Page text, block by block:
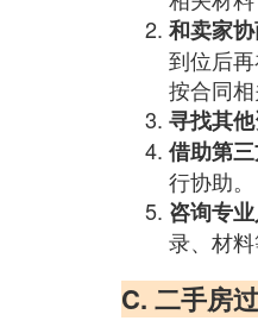
和卖家
到位后
按合同
寻找其
借助第
行协助。
咨询专
录、材
C. 二手房